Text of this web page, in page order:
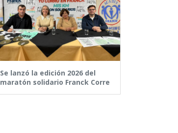
Se lanzó la edición 2026 del
maratón solidario Franck Corre